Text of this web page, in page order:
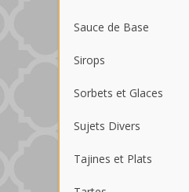
Sauce de Base
Sirops
Sorbets et Glaces
Sujets Divers
Tajines et Plats